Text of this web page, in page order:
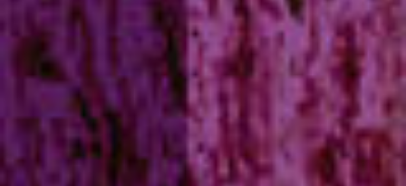
Demonstratie aquarel schilderen